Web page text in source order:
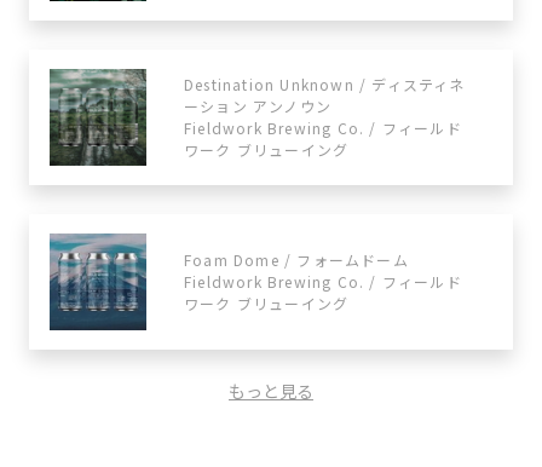
Destination Unknown / ディスティネ
ーション アンノウン
Fieldwork Brewing Co. / フィールド
ワーク ブリューイング
Foam Dome / フォームドーム
Fieldwork Brewing Co. / フィールド
ワーク ブリューイング
もっと見る